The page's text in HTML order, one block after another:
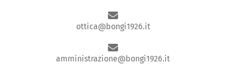
ottica@bongi1926.it
amministrazione@bongi1926.it